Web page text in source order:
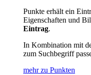
Punkte erhält ein
Eigenschaften und
Eintrag.
In Kombination mit
zum Suchbegriff
mehr zu Punkten